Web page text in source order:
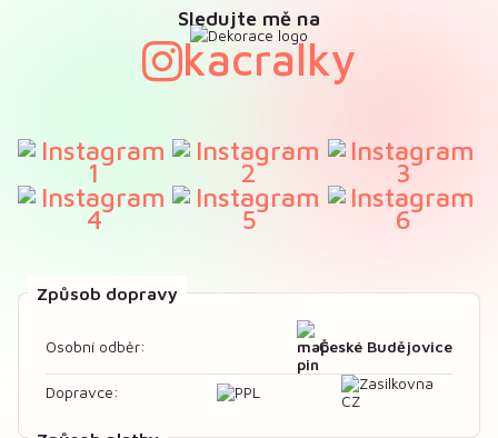
Sledujte mě na
kacralky
Způsob dopravy
Osobní odběr: České Budějovice
Dopravce: